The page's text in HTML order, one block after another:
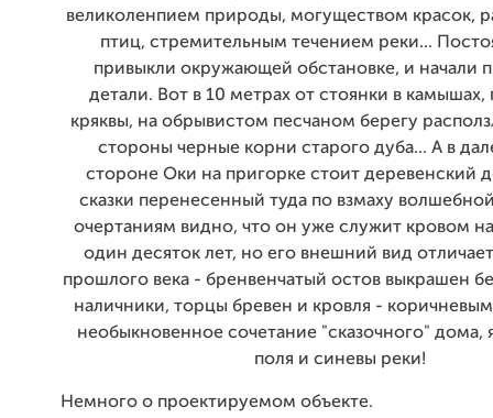
великоленпием природы, могуществом красок,
птиц, стремительным течением реки...
привыкли окружающей обстановке, и начали
детали. Вот в 10 метрах от стоянки в камышах,
кряквы, на обрывистом песчаном берегу
стороны черные корни старого дуба... А в
стороне Оки на пригорке стоит деревенский
сказки перенесенный туда по взмаху
очертаниям видно, что он уже служит кровом
один десяток лет, но его внешний вид
прошлого века - бренвенчатый остов выкрашен
наличники, торцы бревен и кровля -
необыкновенное сочетание "сказочного" дома,
поля и синевы реки!
Немного о проектируемом объекте.